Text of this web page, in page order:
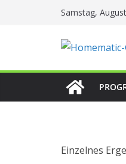
Samstag,
Einzelnes